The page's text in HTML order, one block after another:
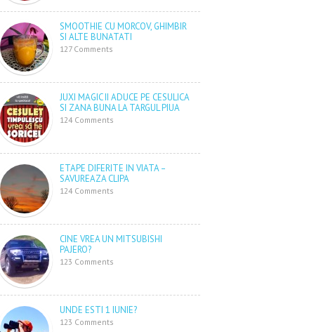
SMOOTHIE CU MORCOV, GHIMBIR
SI ALTE BUNATATI
127 Comments
JUXI MAGIC II ADUCE PE CESULICA
SI ZANA BUNA LA TARGUL PIUA
124 Comments
ETAPE DIFERITE IN VIATA –
SAVUREAZA CLIPA
124 Comments
CINE VREA UN MITSUBISHI
PAJERO?
123 Comments
UNDE ESTI 1 IUNIE?
123 Comments